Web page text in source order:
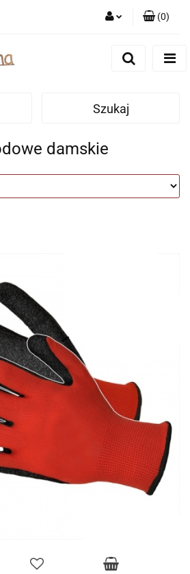
Zgody cookies
(0)
Szukaj
damskie